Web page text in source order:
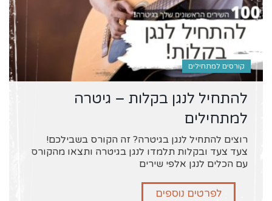
קורסים למתחילים
להתחיל לנגן בקלות – גיטרה
למתחילים
רוצים להתחיל לנגן בגיטרה? זה הקורס בשבילכם!
צעד צעד ובקלות תלמדו לנגן בגיטרה ותצאו מהקורס
עם הכלים לנגן אלפי שירים
לפרטים נוספים